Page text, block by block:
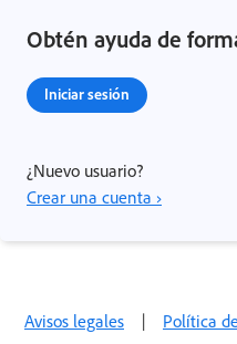
Obtén ayuda de
Iniciar sesión
¿Nuevo usuario?
Crear una cuenta ›
Avisos legales | Política